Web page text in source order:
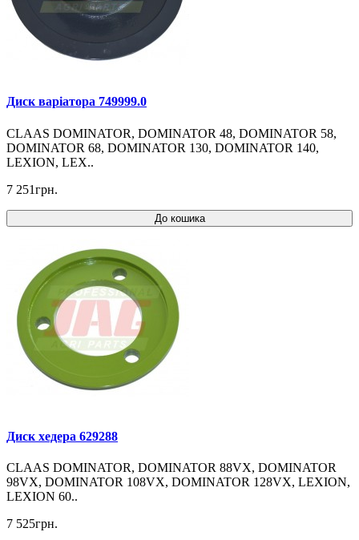
Диск варіатора 749999.0
CLAAS DOMINATOR, DOMINATOR 48, DOMINATOR 58,
DOMINATOR 68, DOMINATOR 130, DOMINATOR 140,
LEXION, LEX..
7 251грн.
До кошика
Диск хедера 629288
CLAAS DOMINATOR, DOMINATOR 88VX, DOMINATOR
98VX, DOMINATOR 108VX, DOMINATOR 128VX, LEXION,
LEXION 60..
7 525грн.